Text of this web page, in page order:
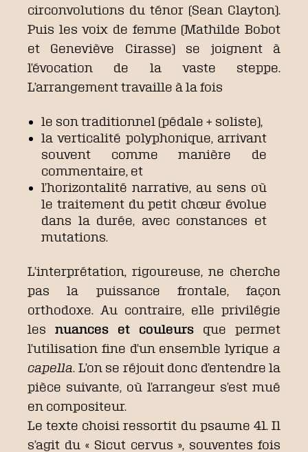
circonvolutions du ténor (Sean Clayton).
Puis les voix de femme (Mathilde Bobot
et Geneviève Cirasse) se joignent à
l’évocation de la vaste steppe.
L’arrangement travaille à la fois
le son traditionnel (pédale + soliste),
la verticalité polyphonique, arrivant
souvent comme manière de
commentaire, et
l’horizontalité narrative, au sens où
le traitement du petit chœur évolue
dans la durée, avec constances et
mutations.
L’interprétation, rigoureuse, ne cherche
pas la puissance frontale, façon
orthodoxe. Au contraire, elle privilégie
les nuances et couleurs que permet
l’utilisation fine d’un ensemble lyrique a
capella. L’on se réjouit donc d’entendre la
pièce suivante, où l’arrangeur s’est mué
en compositeur.
Le texte choisi ressortit du psaume 41. Il
s’agit du « Sicut cervus », souventes fois